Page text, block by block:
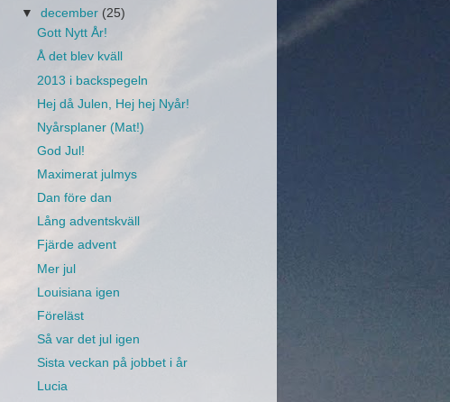
▼december (25)
Gott Nytt År!
Å det blev kväll
2013 i backspegeln
Hej då Julen, Hej hej Nyår!
Nyårsplaner (Mat!)
God Jul!
Maximerat julmys
Dan före dan
Lång adventskväll
Fjärde advent
Mer jul
Louisiana igen
Föreläst
Så var det jul igen
Sista veckan på jobbet i år
Lucia